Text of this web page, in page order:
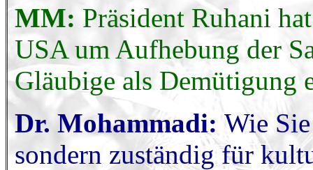
MM: Präsident Ruhani
USA um Aufhebung der
Gläubige als Demütigung
Dr. Mohammadi: Wie
sondern zuständig für